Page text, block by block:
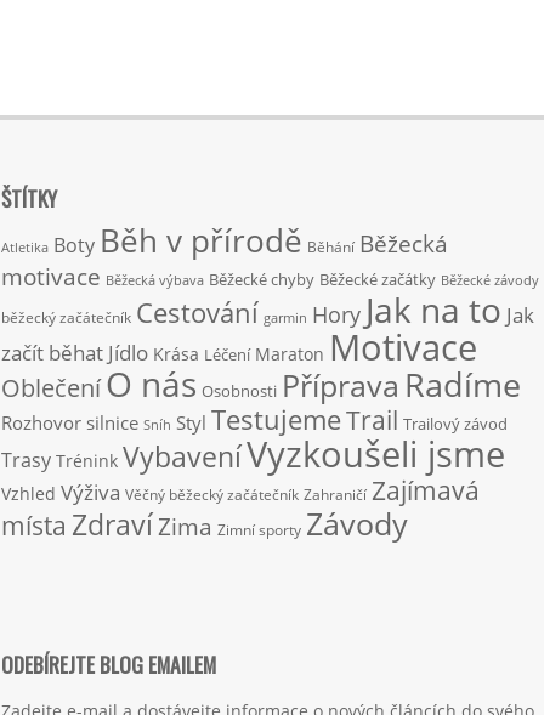
ŠTÍTKY
Atletika Boty Běh v přírodě Běhání Běžecká
motivace Běžecká výbava Běžecké chyby Běžecké začátky Běžecké závody
běžecký začátečník Cestování garmin Hory Jak na to Jak
začít běhat Jídlo Krása Léčení Maraton Motivace
OblečeníO nás Osobnosti Příprava Radíme
Rozhovor silnice Sníh Styl TestujemeTrail Trailový závod
Trasy Trénink VybaveníVyzkoušeli jsme
Vzhled Výživa Věčný běžecký začátečník Zahraničí Zajímavá
místa ZdravíZima Zimní sporty Závody
ODEBÍREJTE BLOG EMAILEM